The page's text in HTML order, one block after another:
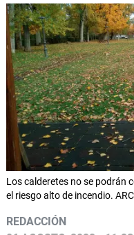
Los calderetes no se podrán
el riesgo alto de incendio.
REDACCIÓN